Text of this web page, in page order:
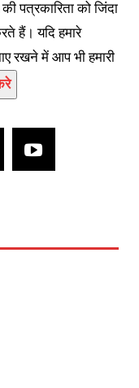
पत्रकारिता को जिंदा
हैं। यदि हमारे
रखने में आप भी हमारी